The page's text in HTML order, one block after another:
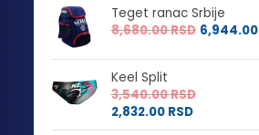
Teget ranac Srbije
8,680.00RSD 6,944.00
Keel Split
3,540.00RSD
2,832.00 RSD